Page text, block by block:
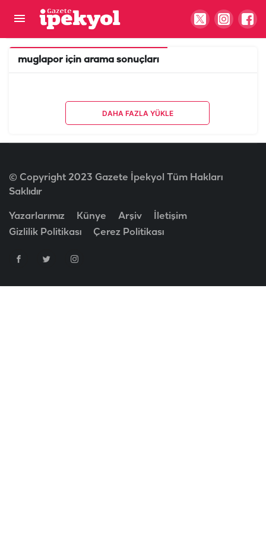
muglapor için arama sonuçları
DAHA FAZLA YÜKLE
© Copyright 2023 Gazete İpekyol Tüm Hakları
Saklıdır
Yazarlarımız Künye Arşiv
İletişim
Gizlilik Politikası
Çerez Politikası